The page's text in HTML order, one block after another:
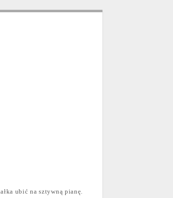
ubić na sztywną pianę.